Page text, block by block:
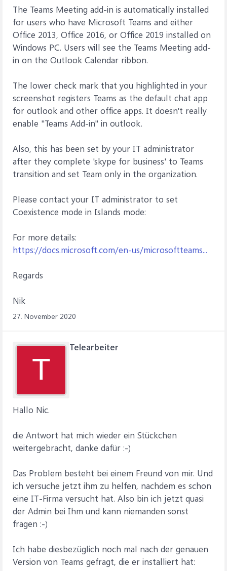
The Teams Meeting add-in is automatically installed
for users who have Microsoft Teams and either
Office 2013, Office 2016, or Office 2019 installed on
Windows PC. Users will see the Teams Meeting add-
in on the Outlook Calendar ribbon.
The lower check mark that you highlighted in your
screenshot registers Teams as the default chat app
for outlook and other office apps. It doesn't really
enable "Teams Add-in" in outlook.
Also, this has been set by your IT administrator
after they complete 'skype for business' to Teams
transition and set Team only in the organization.
Please contact your IT administrator to set
Coexistence mode in Islands mode:
For more details:
https://docs.microsoft.com/en-us/microsoftteams...
Regards
Nik
27. November 2020
T
Telearbeiter
Hallo Nic.
die Antwort hat mich wieder ein Stückchen
weitergebracht, danke dafür :-)
Das Problem besteht bei einem Freund von mir. Und
ich versuche jetzt ihm zu helfen, nachdem es schon
eine IT-Firma versucht hat. Also bin ich jetzt quasi
der Admin bei Ihm und kann niemanden sonst
fragen :-)
Ich habe diesbezüglich noch mal nach der genauen
Version von Teams gefragt, die er installiert hat: